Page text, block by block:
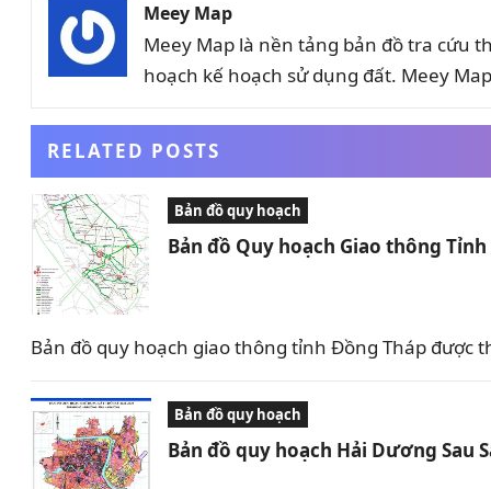
Meey Map
Meey Map là nền tảng bản đồ tra cứu
hoạch kế hoạch sử dụng đất. Meey
RELATED POSTS
Bản đồ quy hoạch
Bản đồ Quy hoạch Giao thông
Bản đồ quy hoạch giao thông tỉnh Đồng Tháp
Bản đồ quy hoạch
Bản đồ quy hoạch Hải Dương Sau